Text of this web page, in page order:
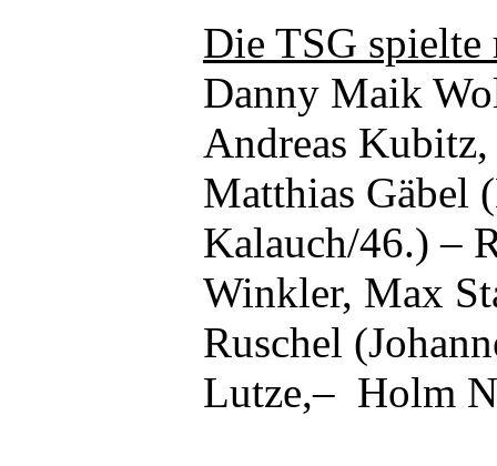
Die TSG spielte
Danny Maik
Andreas
Matthias Gäbel
Kalauch/46.) –
Winkler, Max
Ruschel
Lutze,– Holm